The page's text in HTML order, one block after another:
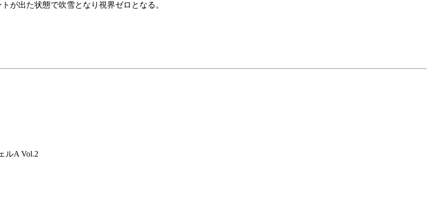
が出た状態で吹雪となり視界ゼロとなる。
ルA Vol.2